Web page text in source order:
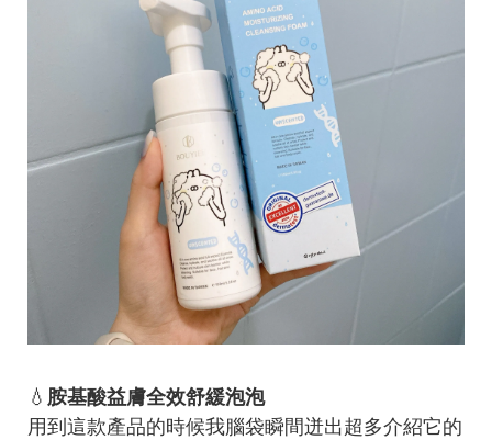
💧 胺基酸益膚全效舒緩泡泡
用到這款產品的時候我腦袋瞬間迸出超多介紹它的